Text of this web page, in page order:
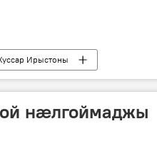
Ирыстоны
нӕлгоймаджы